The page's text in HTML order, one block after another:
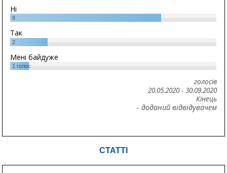
Ні
8
Так
2
Мені байдуже
1 голос
голосів
20.05.2020- 30.09.2020
Кінець
- доданий відвідувачем
СТАТТІ